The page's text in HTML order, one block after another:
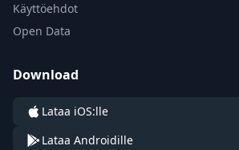
Käyttöehdot
Open Data
Download
Lataa iOS:lle
Lataa Androidille